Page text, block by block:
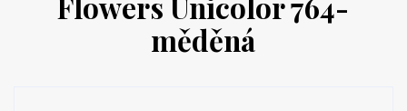
měděná